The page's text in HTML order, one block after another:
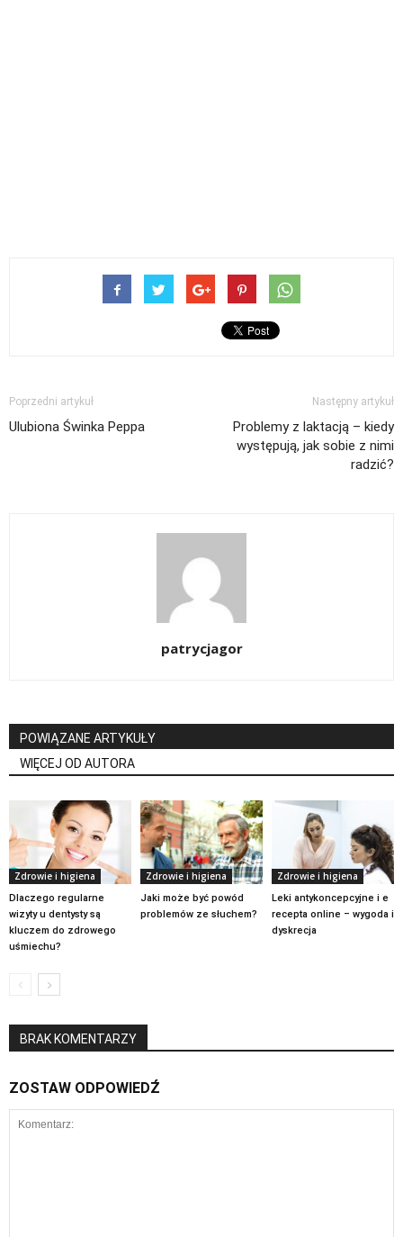
Poprzedni artykuł
Ulubiona Świnka Peppa
Następny artykuł
Problemy z laktacją – kiedy
występują, jak sobie z nimi
radzić?
patrycjagor
POWIĄZANE ARTYKUŁY
WIĘCEJ OD AUTORA
Zdrowie i higiena
Dlaczego regularne
wizyty u dentysty są
kluczem do zdrowego
uśmiechu?
Zdrowie i higiena
Jaki może być powód
problemów ze słuchem?
Zdrowie i higiena
Leki antykoncepcyjne i e
recepta online – wygoda i
dyskrecja
BRAK KOMENTARZY
ZOSTAW ODPOWIEDŹ